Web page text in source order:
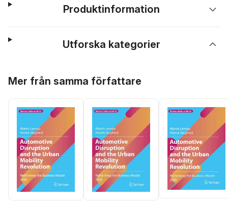
Produktinformation
Utforska kategorier
Mer från samma författare